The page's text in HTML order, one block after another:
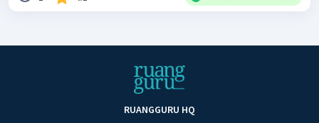
RUANGGURU HQ